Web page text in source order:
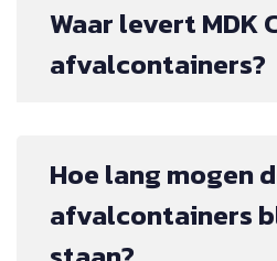
Waar levert MDK
afvalcontainers?
Hoe lang mogen
afvalcontainers